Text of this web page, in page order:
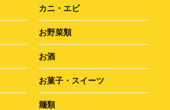
カニ・エビ
お野菜類
お酒
お菓子・スイーツ
麺類